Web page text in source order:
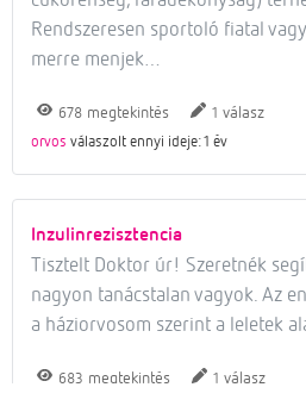
Rendszeresen sportoló fiatal
merre menjek…
678 megtekintés 1 válasz
orvos válaszolt ennyi ideje: 1 év
Inzulinrezisztencia
Tisztelt Doktor úr! Szeretnék
nagyon tanácstalan vagyok. Az
a háziorvosom szerint a leletek
683 megtekintés 1 válasz